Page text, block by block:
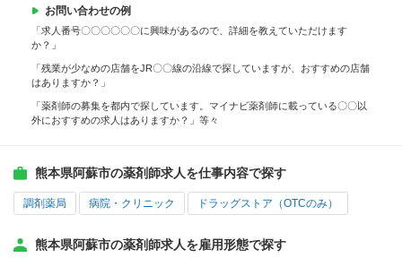
お問い合わせの例
「求人番号〇〇〇〇〇〇に興味があるので、詳細を教えていただけます
か？」
「残業が少なめの店舗をJR〇〇線の沿線で探していますが、おすすめの店舗
はありますか？」
「薬剤師の募集を都内で探しています。マイナビ薬剤師に載っている〇〇以
外におすすめの求人はありますか？」等々
熊本県阿蘇市の薬剤師求人を仕事内容で探す
調剤薬局 病院・クリニック ドラッグストア（OTCのみ）
熊本県阿蘇市の薬剤師求人を雇用形態で探す